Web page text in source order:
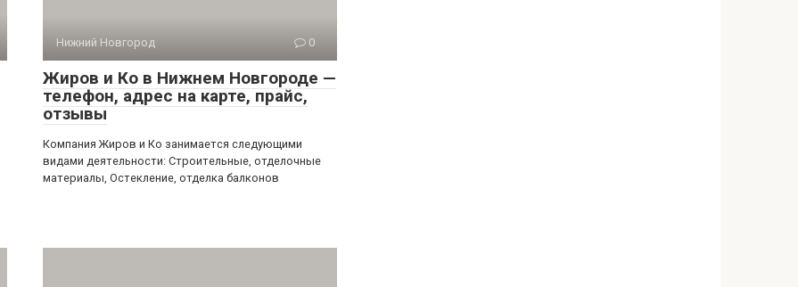
Нижний Новгород 0
Жиров и Ко в Нижнем Новгороде —
телефон, адрес на карте, прайс,
отзывы
Компания Жиров и Ко занимается следующими
видами деятельности: Строительные, отделочные
материалы, Остекление, отделка балконов